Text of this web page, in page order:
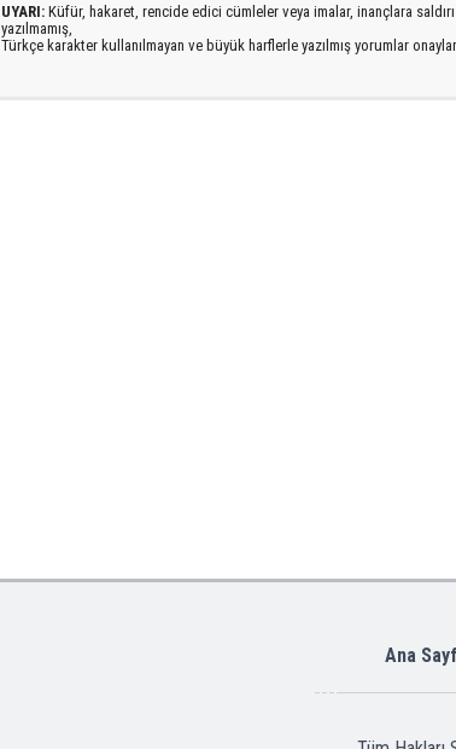
UYARI: Küfür, hakaret, rencide edici cümleler veya imalar, inançlara
yazılmamış,
Türkçe karakter kullanılmayan ve büyük harflerle yazılmış yorumlar
Ana